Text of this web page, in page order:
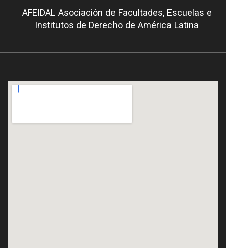
AFEIDAL Asociación de Facultades, Escuelas e
Institutos de Derecho de América Latina